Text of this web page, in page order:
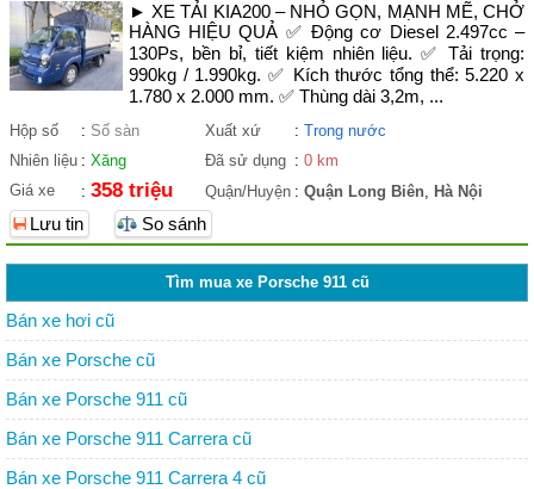
► XE TẢI KIA200 – NHỎ GỌN, MẠNH MẼ, CHỞ
HÀNG HIỆU QUẢ ✅ Động cơ Diesel 2.497cc –
130Ps, bền bỉ, tiết kiệm nhiên liệu. ✅ Tải trọng:
990kg / 1.990kg. ✅ Kích thước tổng thể: 5.220 x
1.780 x 2.000 mm. ✅ Thùng dài 3,2m, ...
Hộp số : Số sàn Xuất xứ : Trong nước
Nhiên liệu : Xăng Đã sử dụng : 0 km
Giá xe
: 358 triệu Quận/Huyện : Quận Long Biên, Hà Nội
Lưu tin So sánh
Tìm mua xe Porsche 911 cũ
Bán xe hơi cũ
Bán xe Porsche cũ
Bán xe Porsche 911 cũ
Bán xe Porsche 911 Carrera cũ
Bán xe Porsche 911 Carrera 4 cũ